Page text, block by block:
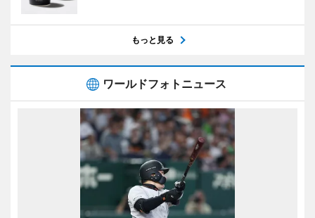
もっと見る
ワールドフォトニュース